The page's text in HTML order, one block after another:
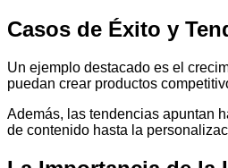
Casos de Éxito y
Un ejemplo destacado es el
puedan crear productos
Además, las tendencias apuntan
de contenido hasta la